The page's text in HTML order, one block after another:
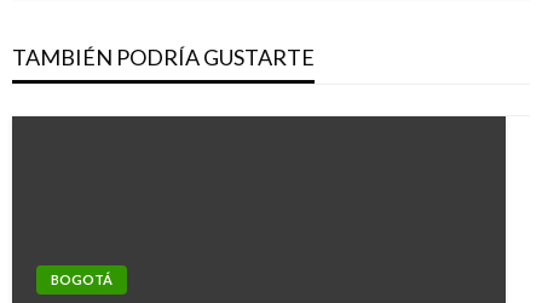
TAMBIÉN PODRÍA GUSTARTE
BOGOTÁ